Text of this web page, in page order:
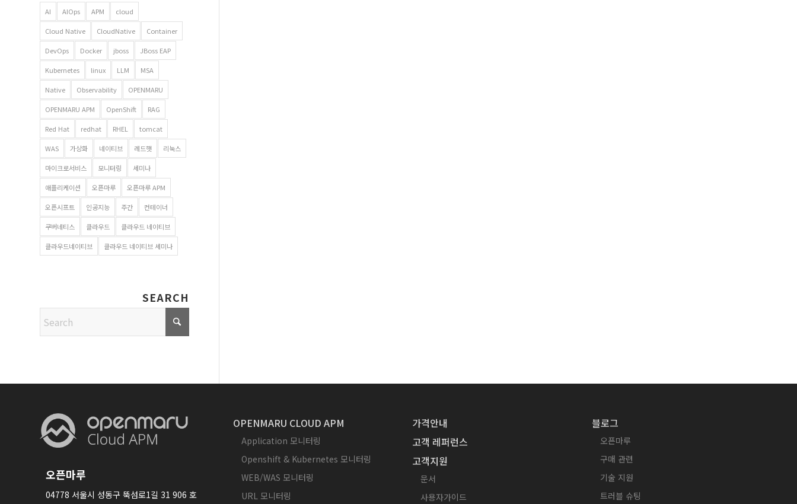
AI AIOps APM cloud
Cloud Native CloudNative Container
DevOps Docker jboss JBoss EAP
Kubernetes linux LLM MSA
Native Observability OPENMARU
OPENMARU APM OpenShift RAG
Red Hat redhat RHEL tomcat
WAS 가상화 네이티브 레드햇 리눅스
마이크로서비스 모니터링 세미나
애플리케이션 오픈마루 오픈마루 APM
오픈시프트 인공지능 주간 컨테이너
쿠버네티스 클라우드 클라우드 네이티브
클라우드네이티브 클라우드 네이티브 세미나
SEARCH
오픈마루
04778 서울시 성동구 뚝섬로1길 31 906 호
OPENMARU CLOUD APM
Application 모니터링
Openshift & Kubernetes 모니터링
WEB/WAS 모니터링
URL 모니터링
가격안내
고객 레퍼런스
고객지원
문서
사용자가이드
블로그
오픈마루
구매 관련
기술 지원
트러블 슈팅